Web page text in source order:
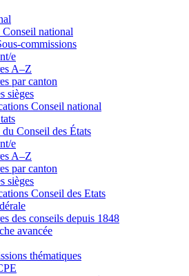
Conseil national
commissions
e
A–Z
par canton
sièges
Conseil national
Conseil des États
e
A–Z
par canton
sièges
Conseil des Etats
des conseils depuis 1848
avancée
thématiques